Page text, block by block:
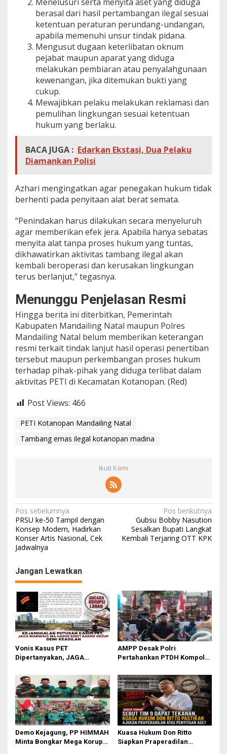
berasal dari hasil pertambangan ilegal sesuai
ketentuan peraturan perundang-undangan,
apabila memenuhi unsur tindak pidana.
Mengusut dugaan keterlibatan oknum
pejabat maupun aparat yang diduga
melakukan pembiaran atau penyalahgunaan
kewenangan, jika ditemukan bukti yang
cukup.
Mewajibkan pelaku melakukan reklamasi dan
pemulihan lingkungan sesuai ketentuan
hukum yang berlaku.
BACA JUGA : Edarkan Ekstasi, Dua Pelaku
Diamankan Polisi
Azhari mengingatkan agar penegakan hukum tidak
berhenti pada penyitaan alat berat semata.
“Penindakan harus dilakukan secara menyeluruh
agar memberikan efek jera. Apabila hanya sebatas
menyita alat tanpa proses hukum yang tuntas,
dikhawatirkan aktivitas tambang ilegal akan
kembali beroperasi dan kerusakan lingkungan
terus berlanjut,” tegasnya.
Menunggu Penjelasan Resmi
Hingga berita ini diterbitkan, Pemerintah
Kabupaten Mandailing Natal maupun Polres
Mandailing Natal belum memberikan keterangan
resmi terkait tindak lanjut hasil operasi penertiban
tersebut maupun perkembangan proses hukum
terhadap pihak-pihak yang diduga terlibat dalam
aktivitas PETI di Kecamatan Kotanopan. (Red)
Post Views: 466
PETI Kotanopan Mandailing Natal
Tambang emas ilegal kotanopan madina
Ikuti Kami
N
a
v
i
g
a
s
i
p
o
s
Pos sebelumnya
PRSU ke-50 Tampil dengan
Konsep Modern, Hadirkan
Konser Artis Nasional, Cek
Jadwalnya
Pos berikutnya
Gubsu Bobby Nasution
Sesalkan Bupati Langkat
Kembali Terjaring OTT KPK
Jangan Lewatkan
Vonis Kasus PET
Dipertanyakan, JAGA
Peran Bakrie Group
AMPP Desak Polri
Pertahankan PTDH Kompol
Demo Kejagung, PP HIMMAH
Minta Bongkar Mega Korupsi
Kuasa Hukum Don Ritto
Siapkan Praperadilan